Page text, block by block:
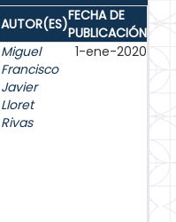
AUTOR(ES)FECHA DE
PUBLICACIÓN
Miguel
Francisco
Javier
Lloret
Rivas
1-ene-2020